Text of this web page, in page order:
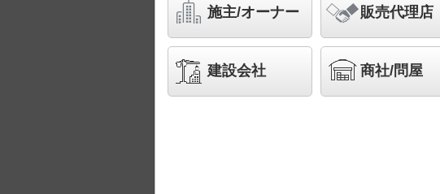
施主/オーナー 販売代理店
建設会社 商社/問屋